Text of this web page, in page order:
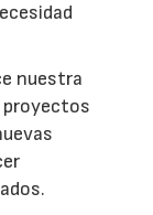
nuestra
proyectos